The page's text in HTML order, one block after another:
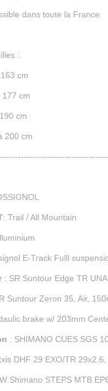
dans toute la France.
:
cm
177 cm
cm
200 cm
: Trail / All Mountain
E-Track Fulll
: SR Suntour Edge TR
Suntour Zeron 35, Air,
brake w/ 203mm
: SHIMANO CUES SGS 10
DHF 29 EXO/TR
Shimano STEPS MTB